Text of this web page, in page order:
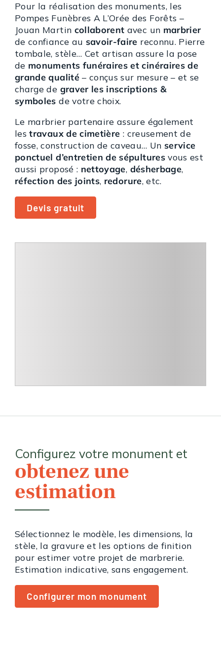
Pour la réalisation des monuments, les
Pompes Funèbres A L’Orée des Forêts –
Jouan Martin collaborent avec un marbrier
de confiance au savoir-faire reconnu. Pierre
tombale, stèle… Cet artisan assure la pose
de monuments funéraires et cinéraires de
grande qualité– conçus sur mesure – et se
charge de graver les inscriptions &
symboles de votre choix.
Le marbrier partenaire assure également
lestravaux de cimetière : creusement de
fosse, construction de caveau… Un service
ponctuel d’entretien de sépulturesvous est
aussi proposé : nettoyage, désherbage,
réfection des joints, redorure, etc.
Devis gratuit
Configurez votre monument et
obtenez une
estimation
Sélectionnez le modèle, les dimensions, la
stèle, la gravure et les options de finition
pour estimer votre projet de marbrerie.
Estimation indicative, sans engagement.
Configurer mon monument